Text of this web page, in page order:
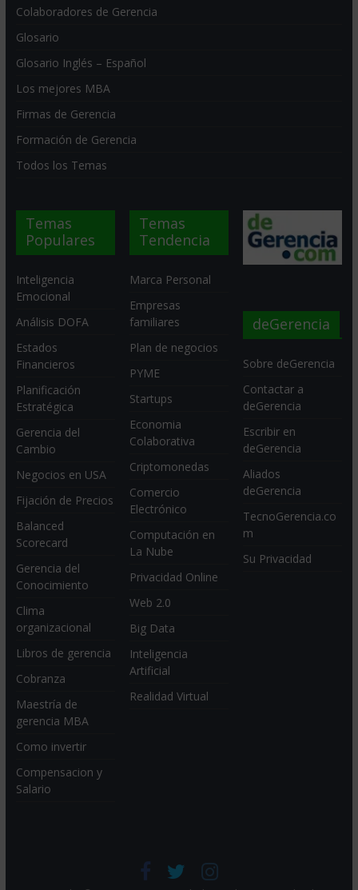
Colaboradores de Gerencia
Glosario
Glosario Inglés – Español
Los mejores MBA
Firmas de Gerencia
Formación de Gerencia
Todos los Temas
Temas
Populares
Inteligencia
Emocional
Análisis DOFA
Estados
Financieros
Planificación
Estratégica
Gerencia del
Cambio
Negocios en USA
Fijación de Precios
Balanced
Scorecard
Gerencia del
Conocimiento
Clima
organizacional
Libros de gerencia
Cobranza
Maestría de
gerencia MBA
Como invertir
Compensacion y
Salario
Temas
Tendencia
Marca Personal
Empresas
familiares
Plan de negocios
PYME
Startups
Economia
Colaborativa
Criptomonedas
Comercio
Electrónico
Computación en
La Nube
Privacidad Online
Web 2.0
Big Data
Inteligencia
Artificial
Realidad Virtual
deGerencia
Sobre deGerencia
Contactar a
deGerencia
Escribir en
deGerencia
Aliados
deGerencia
TecnoGerencia.co
m
Su Privacidad